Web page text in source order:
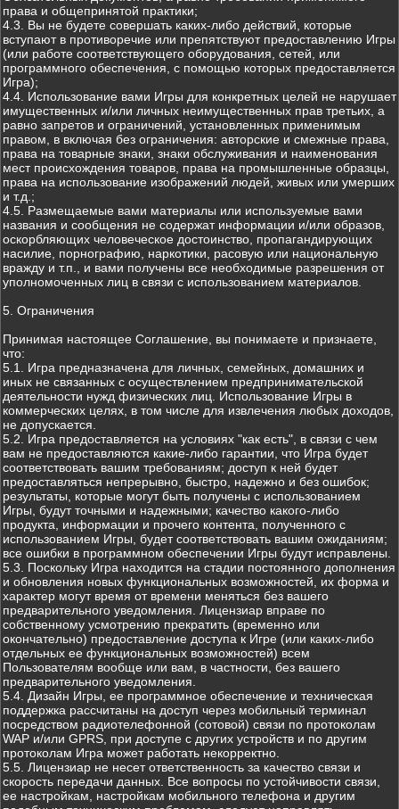
права и общепринятой практики;
4.3. Вы не будете совершать каких-либо действий, которые
вступают в противоречие или препятствуют предоставлению Игры
(или работе соответствующего оборудования, сетей, или
программного обеспечения, с помощью которых предоставляется
Игра);
4.4. Использование вами Игры для конкретных целей не нарушает
имущественных и/или личных неимущественных прав третьих, а
равно запретов и ограничений, установленных применимым
правом, в включая без ограничения: авторские и смежные права,
права на товарные знаки, знаки обслуживания и наименования
мест происхождения товаров, права на промышленные образцы,
права на использование изображений людей, живых или умерших
и т.д.;
4.5. Размещаемые вами материалы или используемые вами
названия и сообщения не содержат информации и/или образов,
оскорбляющих человеческое достоинство, пропагандирующих
насилие, порнографию, наркотики, расовую или национальную
вражду и т.п., и вами получены все необходимые разрешения от
уполномоченных лиц в связи с использованием материалов.
5. Ограничения
Принимая настоящее Соглашение, вы понимаете и признаете,
что:
5.1. Игра предназначена для личных, семейных, домашних и
иных не связанных с осуществлением предпринимательской
деятельности нужд физических лиц. Использование Игры в
коммерческих целях, в том числе для извлечения любых доходов,
не допускается.
5.2. Игра предоставляется на условиях "как есть", в связи с чем
вам не предоставляются какие-либо гарантии, что Игра будет
соответствовать вашим требованиям; доступ к ней будет
предоставляться непрерывно, быстро, надежно и без ошибок;
результаты, которые могут быть получены с использованием
Игры, будут точными и надежными; качество какого-либо
продукта, информации и прочего контента, полученного с
использованием Игры, будет соответствовать вашим ожиданиям;
все ошибки в программном обеспечении Игры будут исправлены.
5.3. Поскольку Игра находится на стадии постоянного дополнения
и обновления новых функциональных возможностей, их форма и
характер могут время от времени меняться без вашего
предварительного уведомления. Лицензиар вправе по
собственному усмотрению прекратить (временно или
окончательно) предоставление доступа к Игре (или каких-либо
отдельных ее функциональных возможностей) всем
Пользователям вообще или вам, в частности, без вашего
предварительного уведомления.
5.4. Дизайн Игры, ее программное обеспечение и техническая
поддержка рассчитаны на доступ через мобильный терминал
посредством радиотелефонной (сотовой) связи по протоколам
WAP и/или GPRS, при доступе с других устройств и по другим
протоколам Игра может работать некорректно.
5.5. Лицензиар не несет ответственность за качество связи и
скорость передачи данных. Все вопросы по устойчивости связи,
ее настройкам, настройкам мобильного телефона и другим